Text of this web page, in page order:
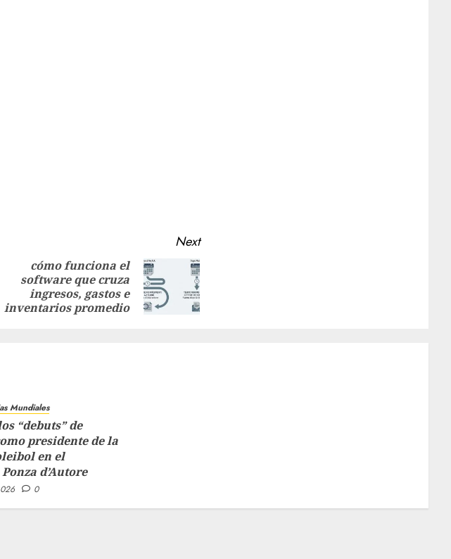
Next
cómo funciona el
software que cruza
ingresos, gastos e
inventarios promedio
Mundiales
“debuts” de
presidente de la
en el
d’Autore
0